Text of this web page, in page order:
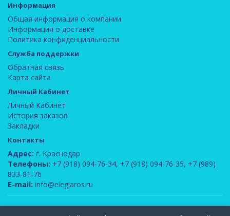
Информация
Общая информация о компании
Информация о доставке
Политика конфиденциальности
Служба поддержки
Обратная связь
Карта сайта
Личный Кабинет
Личный Кабинет
История заказов
Закладки
Контакты
Адрес: г. Краснодар
Телефоны: +7 (918) 094-76-34, +7 (918) 094-76-35, +7 (989)
833-81-76
E-mail: info@elegiaros.ru